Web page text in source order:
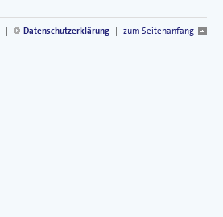
| Datenschutzerklärung | zum Seitenanfang